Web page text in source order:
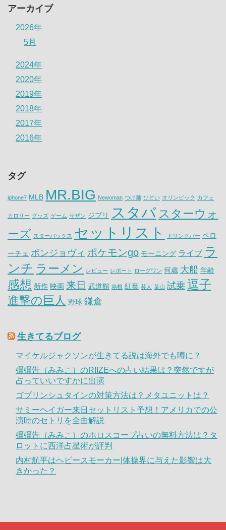
アーカイブ
2026年
5月
2024年
2020年
2019年
2018年
2017年
2016年
タグ
iphone7 MLB MR.BIG Newoman つけ麺 ひどい オリンピック カフェ
カロリー グッズ ゲーム サザン ジブリ スタバ スターウォ
ーズ スターバックス セットリスト ドリンクバー ベロ
ーチェ ボンジョヴィ ポケモンgo モーニング ライブ ラ
ンチ ラーメン レビュー レポート ローグワン 何歳 大船 年齢
感想 新作 映画 来日 武道館 箱根 紅葉 芸人 葉山 試乗 逗子
進撃の巨人 野球 鎌倉
生きてるブログ
マイケルジャクソンが生きてる説は海外でも噂に？
彌彌告（みみこ）のRIIZEへの占い結果は？突然ですが
占っていいですかに出演
ゴブリンシュタインの対策方法は？メタユニットは？
サミーヘイガー来日セットリスト予想！アメリカでの公
演時のセトリを全曲解説
彌彌告（みみこ）のホロスコープ占いの無料方法は？タ
ロットに西洋占星術が評判
内村航平はヘビースモーカー|体操界に与えた影響は大
きかった？